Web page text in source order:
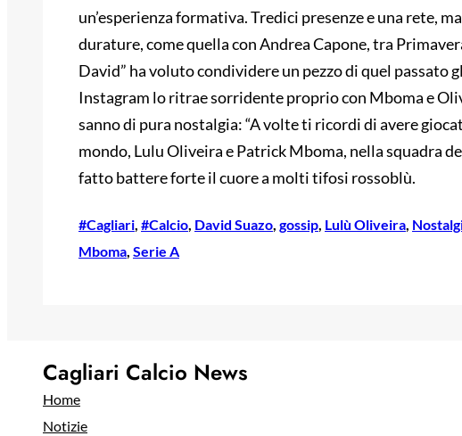
un’esperienza formativa. Tredici presenze e una rete,
durature, come quella con Andrea Capone, tra
David” ha voluto condividere un pezzo di quel passato
Instagram lo ritrae sorridente proprio con Mboma e
sanno di pura nostalgia: “A volte ti ricordi di avere
mondo, Lulu Oliveira e Patrick Mboma, nella squadra
fatto battere forte il cuore a molti tifosi rossoblù.
#Cagliari, #Calcio, David Suazo, gossip, Lulù Oliveira,
Mboma, Serie A
Cagliari Calcio News
Home
Notizie